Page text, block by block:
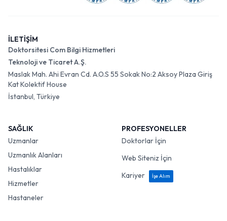
İLETİŞİM
Doktorsitesi Com Bilgi Hizmetleri
Teknoloji ve Ticaret A.Ş.
Maslak Mah. Ahi Evran Cd. A.O.S 55 Sokak No:2 Aksoy Plaza Giriş
Kat Kolektif House
İstanbul, Türkiye
SAĞLIK
Uzmanlar
Uzmanlık Alanları
Hastalıklar
Hizmetler
Hastaneler
PROFESYONELLER
Doktorlar İçin
Web Siteniz İçin
Kariyer
İşe Alım